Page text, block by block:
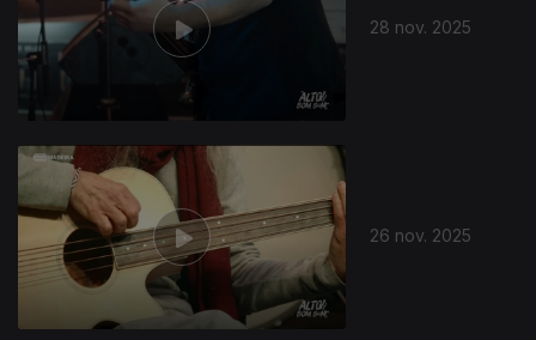
28 nov. 2025
26 nov. 2025